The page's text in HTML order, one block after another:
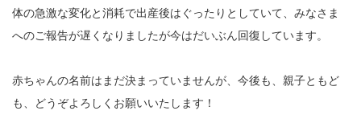
体の急激な変化と消耗で出産後はぐったりとしていて、みなさま
へのご報告が遅くなりましたが今はだいぶん回復しています。
赤ちゃんの名前はまだ決まっていませんが、今後も、親子ともど
も、どうぞよろしくお願いいたします！